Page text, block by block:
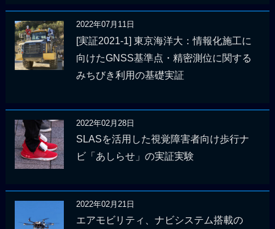
2022年07月11日
[実証2021-1] 東京海洋大：情報化施工に
向けたGNSS基準点・精密測位に関する
みちびき利用の基礎実証
2022年02月28日
SLASを活用した視覚障害者向け歩行ナ
ビ「あしらせ」の実証実験
2022年02月21日
エアモビリティ、ナビシステム搭載の